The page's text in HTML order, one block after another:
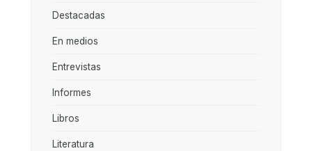
Destacadas
En medios
Entrevistas
Informes
Libros
Literatura